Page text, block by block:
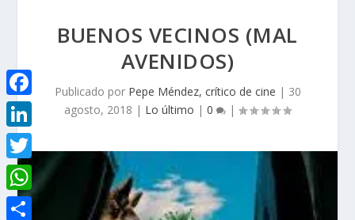
BUENOS VECINOS (MAL
AVENIDOS)
Publicado por Pepe Méndez, crítico de cine | 30
agosto, 2018 | Lo último | 0 |
F
a
c
e
b
L
i
n
k
T
w
W